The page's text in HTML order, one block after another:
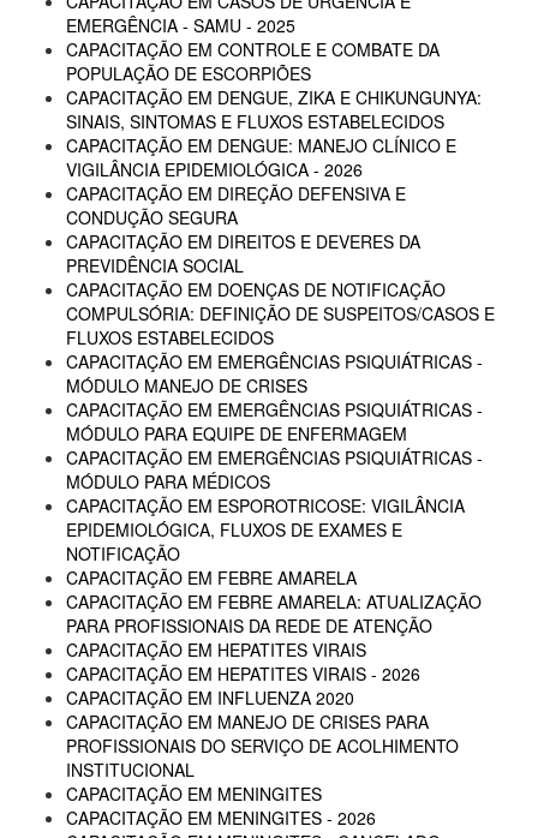
EMERGÊNCIA - SAMU - 2025
CAPACITAÇÃO EM CONTROLE E COMBATE DA
POPULAÇÃO DE ESCORPIÕES
CAPACITAÇÃO EM DENGUE, ZIKA E CHIKUNGUNYA:
SINAIS, SINTOMAS E FLUXOS ESTABELECIDOS
CAPACITAÇÃO EM DENGUE: MANEJO CLÍNICO E
VIGILÂNCIA EPIDEMIOLÓGICA - 2026
CAPACITAÇÃO EM DIREÇÃO DEFENSIVA E
CONDUÇÃO SEGURA
CAPACITAÇÃO EM DIREITOS E DEVERES DA
PREVIDÊNCIA SOCIAL
CAPACITAÇÃO EM DOENÇAS DE NOTIFICAÇÃO
COMPULSÓRIA: DEFINIÇÃO DE SUSPEITOS/CASOS E
FLUXOS ESTABELECIDOS
CAPACITAÇÃO EM EMERGÊNCIAS PSIQUIÁTRICAS -
MÓDULO MANEJO DE CRISES
CAPACITAÇÃO EM EMERGÊNCIAS PSIQUIÁTRICAS -
MÓDULO PARA EQUIPE DE ENFERMAGEM
CAPACITAÇÃO EM EMERGÊNCIAS PSIQUIÁTRICAS -
MÓDULO PARA MÉDICOS
CAPACITAÇÃO EM ESPOROTRICOSE: VIGILÂNCIA
EPIDEMIOLÓGICA, FLUXOS DE EXAMES E
NOTIFICAÇÃO
CAPACITAÇÃO EM FEBRE AMARELA
CAPACITAÇÃO EM FEBRE AMARELA: ATUALIZAÇÃO
PARA PROFISSIONAIS DA REDE DE ATENÇÃO
CAPACITAÇÃO EM HEPATITES VIRAIS
CAPACITAÇÃO EM HEPATITES VIRAIS - 2026
CAPACITAÇÃO EM INFLUENZA 2020
CAPACITAÇÃO EM MANEJO DE CRISES PARA
PROFISSIONAIS DO SERVIÇO DE ACOLHIMENTO
INSTITUCIONAL
CAPACITAÇÃO EM MENINGITES
CAPACITAÇÃO EM MENINGITES - 2026